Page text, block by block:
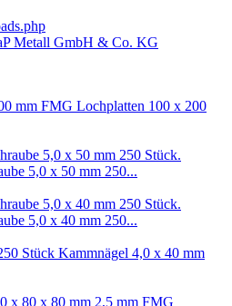
Metall GmbH & Co. KG
FMG Lochplatten 100 x 200
5,0 x 50 mm 250...
5,0 x 40 mm 250...
Kammnägel 4,0 x 40 mm
FMG